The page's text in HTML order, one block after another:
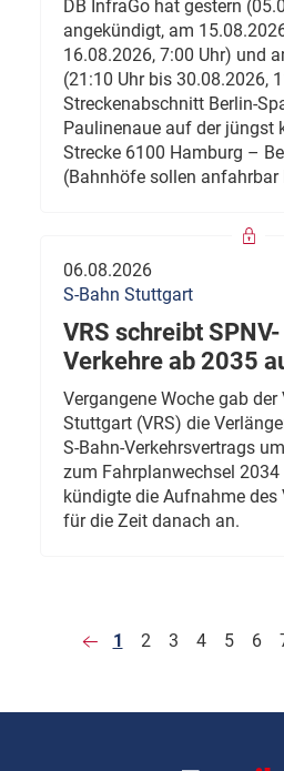
DB InfraGo hat gestern
angekündigt, am
16.08.2026, 7:00 Uhr) und
(21:10 Uhr bis 30.08.2026,
Streckenabschnitt Berlin-
Paulinenaue auf der jüngst
Strecke 6100 Hamburg –
(Bahnhöfe sollen anfahrbar
06.08.2026
S-Bahn Stuttgart
VRS schreibt
Verkehre ab 2035
Vergangene Woche gab der
Stuttgart (VRS) die
S-Bahn-Verkehrsvertrags
zum Fahrplanwechsel
kündigte die Aufnahme des
für die Zeit danach an.
1 2 3 4 5 6